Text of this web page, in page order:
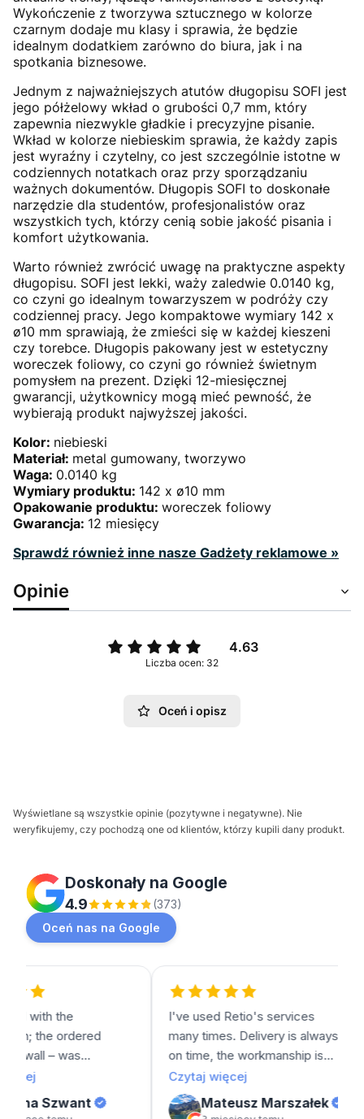
Wykończenie z tworzywa sztucznego w kolorze
czarnym dodaje mu klasy i sprawia, że będzie
idealnym dodatkiem zarówno do biura, jak i na
spotkania biznesowe.
Jednym z najważniejszych atutów długopisu SOFI jest
jego półżelowy wkład o grubości 0,7 mm, który
zapewnia niezwykle gładkie i precyzyjne pisanie.
Wkład w kolorze niebieskim sprawia, że każdy zapis
jest wyraźny i czytelny, co jest szczególnie istotne w
codziennych notatkach oraz przy sporządzaniu
ważnych dokumentów. Długopis SOFI to doskonałe
narzędzie dla studentów, profesjonalistów oraz
wszystkich tych, którzy cenią sobie jakość pisania i
komfort użytkowania.
Warto również zwrócić uwagę na praktyczne aspekty
długopisu. SOFI jest lekki, waży zaledwie 0.0140 kg,
co czyni go idealnym towarzyszem w podróży czy
codziennej pracy. Jego kompaktowe wymiary 142 x
ø10 mm sprawiają, że zmieści się w każdej kieszeni
czy torebce. Długopis pakowany jest w estetyczny
woreczek foliowy, co czyni go również świetnym
pomysłem na prezent. Dzięki 12-miesięcznej
gwarancji, użytkownicy mogą mieć pewność, że
wybierają produkt najwyższej jakości.
Kolor: niebieski
Materiał: metal gumowany, tworzywo
Waga: 0.0140 kg
Wymiary produktu: 142 x ø10 mm
Opakowanie produktu: woreczek foliowy
Gwarancja: 12 miesięcy
Sprawdź również inne nasze Gadżety reklamowe »
Opinie
4.63
Liczba ocen: 32
Oceń i opisz
Wyświetlane są wszystkie opinie (pozytywne i negatywne). Nie
weryfikujemy, czy pochodzą one od klientów, którzy kupili dany produkt.